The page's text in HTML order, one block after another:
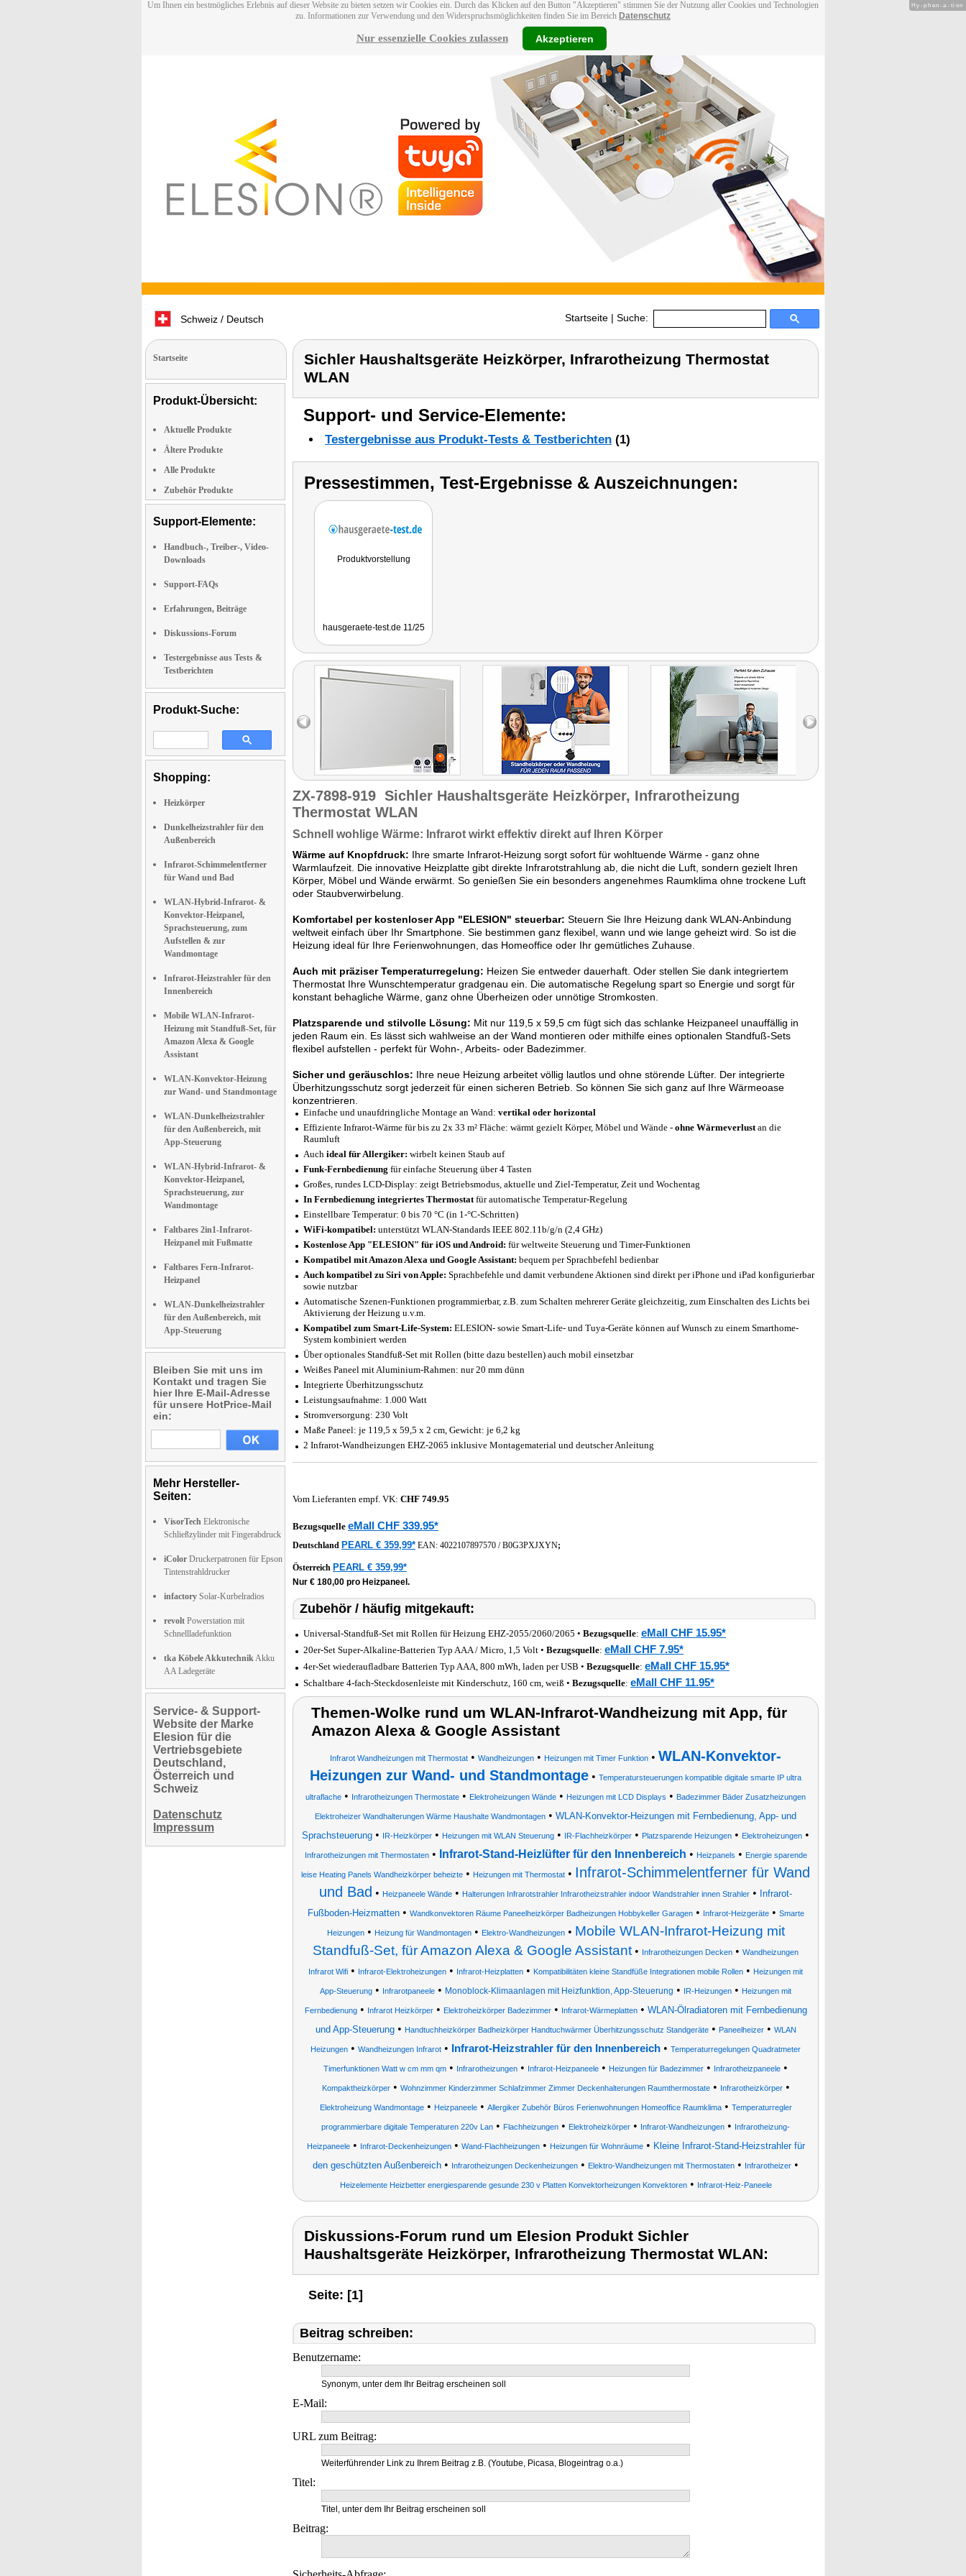
Um Ihnen ein bestmögliches Erlebnis auf dieser Website zu bieten setzen wir Cookies ein. Durch das Klicken auf den Button "Akzeptieren" stimmen Sie der Nutzung aller Cookies und Technologien
zu. Informationen zur Verwendung und den Widerspruchsmöglichkeiten finden Sie im Bereich Datenschutz
Nur essenzielle Cookies zulassen Akzeptieren
Schweiz / Deutsch Startseite | Suche:
Startseite
Produkt-Übersicht:
Aktuelle Produkte
Ältere Produkte
Alle Produkte
Zubehör Produkte
Support-Elemente:
Handbuch-, Treiber-, Video-
Downloads
Support-FAQs
Erfahrungen, Beiträge
Diskussions-Forum
Testergebnisse aus Tests &
Testberichten
Produkt-Suche:
Shopping:
Heizkörper
Dunkelheizstrahler für den
Außenbereich
Infrarot-Schimmelentferner
für Wand und Bad
WLAN-Hybrid-Infrarot- &
Konvektor-Heizpanel,
Sprachsteuerung, zum
Aufstellen & zur
Wandmontage
Infrarot-Heizstrahler für den
Innenbereich
Mobile WLAN-Infrarot-
Heizung mit Standfuß-Set, für
Amazon Alexa & Google
Assistant
WLAN-Konvektor-Heizung
zur Wand- und Standmontage
WLAN-Dunkelheizstrahler
für den Außenbereich, mit
App-Steuerung
WLAN-Hybrid-Infrarot- &
Konvektor-Heizpanel,
Sprachsteuerung, zur
Wandmontage
Faltbares 2in1-Infrarot-
Heizpanel mit Fußmatte
Faltbares Fern-Infrarot-
Heizpanel
WLAN-Dunkelheizstrahler
für den Außenbereich, mit
App-Steuerung
Bleiben Sie mit uns im
Kontakt und tragen Sie
hier Ihre E-Mail-Adresse
für unsere HotPrice-Mail
ein:
Mehr Hersteller-
Seiten:
VisorTech Elektronische
Schließzylinder mit Fingerabdruck
iColor Druckerpatronen für Epson
Tintenstrahldrucker
infactory Solar-Kurbelradios
revolt Powerstation mit
Schnellladefunktion
tka Köbele AkkutechnikAkku
AA Ladegeräte
Service- & Support-
Website der Marke
Elesion für die
Vertriebsgebiete
Deutschland,
Österreich und
Schweiz
Datenschutz
Impressum
Sichler Haushaltsgeräte Heizkörper, Infrarotheizung Thermostat
WLAN
Support- und Service-Elemente:
Testergebnisse aus Produkt-Tests & Testberichten (1)
Pressestimmen, Test-Ergebnisse & Auszeichnungen:
Produktvorstellung
hausgeraete-test.de 11/25
ZX-7898-919 Sichler Haushaltsgeräte Heizkörper, Infrarotheizung
Thermostat WLAN
Schnell wohlige Wärme: Infrarot wirkt effektiv direkt auf Ihren Körper
Wärme auf Knopfdruck: Ihre smarte Infrarot-Heizung sorgt sofort für wohltuende Wärme - ganz ohne
Warmlaufzeit. Die innovative Heizplatte gibt direkte Infrarotstrahlung ab, die nicht die Luft, sondern gezielt Ihren
Körper, Möbel und Wände erwärmt. So genießen Sie ein besonders angenehmes Raumklima ohne trockene Luft
oder Staubverwirbelung.
Komfortabel per kostenloser App "ELESION" steuerbar: Steuern Sie Ihre Heizung dank WLAN-Anbindung
weltweit einfach über Ihr Smartphone. Sie bestimmen ganz flexibel, wann und wie lange geheizt wird. So ist die
Heizung ideal für Ihre Ferienwohnungen, das Homeoffice oder Ihr gemütliches Zuhause.
Auch mit präziser Temperaturregelung: Heizen Sie entweder dauerhaft. Oder stellen Sie dank integriertem
Thermostat Ihre Wunschtemperatur gradgenau ein. Die automatische Regelung spart so Energie und sorgt für
konstant behagliche Wärme, ganz ohne Überheizen oder unnötige Stromkosten.
Platzsparende und stilvolle Lösung: Mit nur 119,5 x 59,5 cm fügt sich das schlanke Heizpaneel unauffällig in
jeden Raum ein. Es lässt sich wahlweise an der Wand montieren oder mithilfe eines optionalen Standfuß-Sets
flexibel aufstellen - perfekt für Wohn-, Arbeits- oder Badezimmer.
Sicher und geräuschlos: Ihre neue Heizung arbeitet völlig lautlos und ohne störende Lüfter. Der integrierte
Überhitzungsschutz sorgt jederzeit für einen sicheren Betrieb. So können Sie sich ganz auf Ihre Wärmeoase
konzentrieren.
Einfache und unaufdringliche Montage an Wand: vertikal oder horizontal
Effiziente Infrarot-Wärme für bis zu 2x 33 m² Fläche: wärmt gezielt Körper, Möbel und Wände - ohne Wärmeverlustan die
Raumluft
Auch ideal für Allergiker: wirbelt keinen Staub auf
Funk-Fernbedienung für einfache Steuerung über 4 Tasten
Großes, rundes LCD-Display: zeigt Betriebsmodus, aktuelle und Ziel-Temperatur, Zeit und Wochentag
In Fernbedienung integriertes Thermostatfür automatische Temperatur-Regelung
Einstellbare Temperatur: 0 bis 70 °C (in 1-°C-Schritten)
WiFi-kompatibel: unterstützt WLAN-Standards IEEE 802.11b/g/n (2,4 GHz)
Kostenlose App "ELESION" für iOS und Android: für weltweite Steuerung und Timer-Funktionen
Kompatibel mit Amazon Alexa und Google Assistant: bequem per Sprachbefehl bedienbar
Auch kompatibel zu Siri von Apple: Sprachbefehle und damit verbundene Aktionen sind direkt per iPhone und iPad konfigurierbar
sowie nutzbar
Automatische Szenen-Funktionen programmierbar, z.B. zum Schalten mehrerer Geräte gleichzeitig, zum Einschalten des Lichts bei
Aktivierung der Heizung u.v.m.
Kompatibel zum Smart-Life-System: ELESION- sowie Smart-Life- und Tuya-Geräte können auf Wunsch zu einem Smarthome-
System kombiniert werden
Über optionales Standfuß-Set mit Rollen (bitte dazu bestellen) auch mobil einsetzbar
Weißes Paneel mit Aluminium-Rahmen: nur 20 mm dünn
Integrierte Überhitzungsschutz
Leistungsaufnahme: 1.000 Watt
Stromversorgung: 230 Volt
Maße Paneel: je 119,5 x 59,5 x 2 cm, Gewicht: je 6,2 kg
2 Infrarot-Wandheizungen EHZ-2065 inklusive Montagematerial und deutscher Anleitung
Vom Lieferanten empf. VK: CHF 749.95
Bezugsquelle eMall CHF 339.95*
Deutschland PEARL € 359,99* EAN: 4022107897570 /B0G3PXJXYN;
Österreich PEARL € 359,99*
Nur € 180,00 pro Heizpaneel.
Zubehör / häufig mitgekauft:
Universal-Standfuß-Set mit Rollen für Heizung EHZ-2055/2060/2065 • Bezugsquelle: eMall CHF 15.95*
20er-Set Super-Alkaline-Batterien Typ AAA / Micro, 1,5 Volt • Bezugsquelle: eMall CHF 7.95*
4er-Set wiederaufladbare Batterien Typ AAA, 800 mWh, laden per USB • Bezugsquelle: eMall CHF 15.95*
Schaltbare 4-fach-Steckdosenleiste mit Kinderschutz, 160 cm, weiß • Bezugsquelle: eMall CHF 11.95*
Themen-Wolke rund um WLAN-Infrarot-Wandheizung mit App, für
Amazon Alexa & Google Assistant
Infrarot Wandheizungen mit Thermostat • Wandheizungen • Heizungen mit Timer Funktion • WLAN-Konvektor-
Heizungen zur Wand- und Standmontage • Temperatursteuerungen kompatible digitale smarte IP ultra
ultraflache • Infrarotheizungen Thermostate • Elektroheizungen Wände • Heizungen mit LCD Displays • Badezimmer Bäder Zusatzheizungen
Elektroheizer Wandhalterungen Wärme Haushalte Wandmontagen • WLAN-Konvektor-Heizungen mit Fernbedienung, App- und
Sprachsteuerung • IR-Heizkörper • Heizungen mit WLAN Steuerung • IR-Flachheizkörper • Platzsparende Heizungen • Elektroheizungen •
Infrarotheizungen mit Thermostaten• Infrarot-Stand-Heizlüfter für den Innenbereich • Heizpanels • Energie sparende
leise Heating Panels Wandheizkörper beheizte • Heizungen mit Thermostat • Infrarot-Schimmelentferner für Wand
und Bad • Heizpaneele Wände • Halterungen Infrarotstrahler Infrarotheizstrahler indoor Wandstrahler innen Strahler • Infrarot-
Fußboden-Heizmatten• Wandkonvektoren Räume Paneelheizkörper Badheizungen Hobbykeller Garagen• Infrarot-Heizgeräte• Smarte
Heizungen• Heizung für Wandmontagen• Elektro-Wandheizungen• Mobile WLAN-Infrarot-Heizung mit
Standfuß-Set, für Amazon Alexa & Google Assistant • Infrarotheizungen Decken • Wandheizungen
Infrarot Wifi • Infrarot-Elektroheizungen • Infrarot-Heizplatten • Kompatibilitäten kleine Standfüße Integrationen mobile Rollen • Heizungen mit
App-Steuerung • Infrarotpaneele • Monoblock-Klimaanlagen mit Heizfunktion, App-Steuerung • IR-Heizungen • Heizungen mit
Fernbedienung• Infrarot Heizkörper• Elektroheizkörper Badezimmer• Infrarot-Wärmeplatten• WLAN-Ölradiatoren mit Fernbedienung
und App-Steuerung• Handtuchheizkörper Badheizkörper Handtuchwärmer Überhitzungsschutz Standgeräte• Paneelheizer• WLAN
Heizungen • Wandheizungen Infrarot • Infrarot-Heizstrahler für den Innenbereich • Temperaturregelungen Quadratmeter
Timerfunktionen Watt w cm mm qm • Infrarotheizungen • Infrarot-Heizpaneele • Heizungen für Badezimmer • Infrarotheizpaneele •
Kompaktheizkörper• Wohnzimmer Kinderzimmer Schlafzimmer Zimmer Deckenhalterungen Raumthermostate• Infrarotheizkörper•
Elektroheizung Wandmontage• Heizpaneele• Allergiker Zubehör Büros Ferienwohnungen Homeoffice Raumklima• Temperaturregler
programmierbare digitale Temperaturen 220v Lan • Flachheizungen • Elektroheizkörper • Infrarot-Wandheizungen • Infrarotheizung-
Heizpaneele• Infrarot-Deckenheizungen• Wand-Flachheizungen• Heizungen für Wohnräume• Kleine Infrarot-Stand-Heizstrahler für
den geschützten Außenbereich • Infrarotheizungen Deckenheizungen • Elektro-Wandheizungen mit Thermostaten • Infrarotheizer •
Heizelemente Heizbetter energiesparende gesunde 230 v Platten Konvektorheizungen Konvektoren• Infrarot-Heiz-Paneele
Diskussions-Forum rund um Elesion Produkt Sichler
Haushaltsgeräte Heizkörper, Infrarotheizung Thermostat WLAN:
Seite: [1]
Beitrag schreiben:
Benutzername:
Synonym, unter dem Ihr Beitrag erscheinen soll
E-Mail:
URL zum Beitrag:
Weiterführender Link zu Ihrem Beitrag z.B. (Youtube, Picasa, Blogeintrag o.a.)
Titel:
Titel, unter dem Ihr Beitrag erscheinen soll
Beitrag:
Hy-phen-a-tion